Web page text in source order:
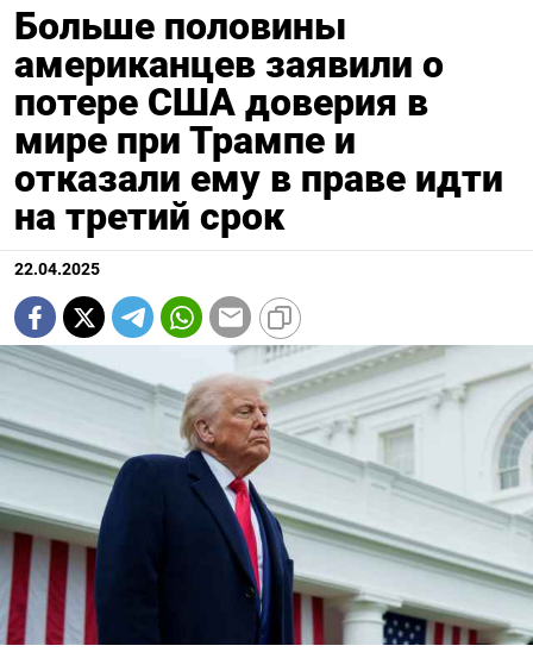
Больше половины
американцев заявили о
потере США доверия в
мире при Трампе и
отказали ему в праве идти
на третий срок
22.04.2025